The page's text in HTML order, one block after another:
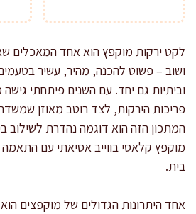
לקט ירקות מוקפץ הוא אחד המאכלים
ושוב – פשוט להכנה, מהיר, עשיר
וביתיות גם יחד. עם השנים פיתחתי
פריכות הירקות, לצד רוטב מאוזן
המתכון הזה הוא דוגמה נהדרת לשילוב
מוקפץ קלאסי בווייב אסיאתי עם
בית.
אחד היתרונות הגדולים של מוקפצים